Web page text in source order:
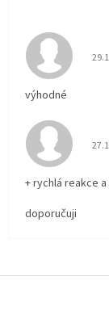
výhodné
+ rychlá reakce
doporučuji